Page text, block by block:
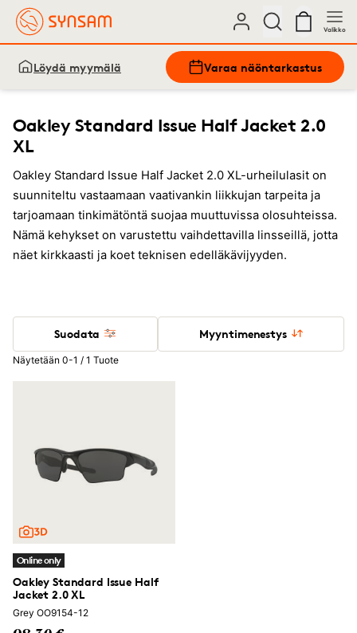
Valikko
Löydä myymälä Varaa näöntarkastus
Oakley Standard Issue Half Jacket 2.0
XL
Oakley Standard Issue Half Jacket 2.0 XL-urheilulasit on
suunniteltu vastaamaan vaativankin liikkujan tarpeita ja
tarjoamaan tinkimätöntä suojaa muuttuvissa olosuhteissa.
Nämä kehykset on varustettu vaihdettavilla linsseillä, jotta
näet kirkkaasti ja koet teknisen edelläkävijyyden.
Suodata Myyntimenestys
Näytetään 0-1 / 1 Tuote
Online only
Oakley Standard Issue Half
Jacket 2.0 XL
Grey OO9154-12